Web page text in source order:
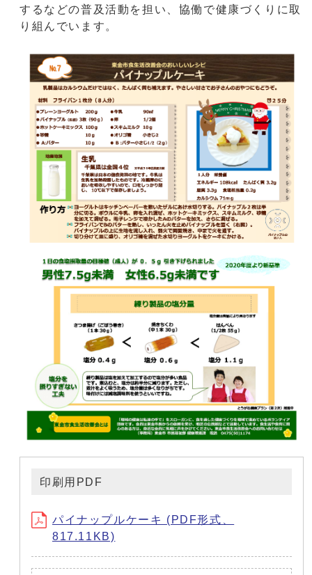
するなどの普及活動を担い、協働で健康づくりに取
り組んでいます。
印刷用PDF
パイナップルケーキ (PDF形式、
817.11KB)